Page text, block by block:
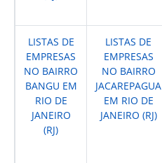
LISTAS DE
EMPRESAS
NO BAIRRO
BANGU EM
RIO DE
JANEIRO
(RJ)
LISTAS DE
EMPRESAS
NO BAIRRO
JACAREPAGUA
EM RIO DE
JANEIRO (RJ)